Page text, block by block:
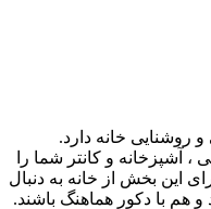
روشنایی خانه دارد.
آشپزخانه و کانتر شما را
این بخش از خانه به دنبال
هم با دکور هماهنگ باشند.